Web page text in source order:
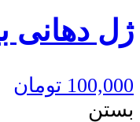
ژل دهانی
100,000 تومان
بستن